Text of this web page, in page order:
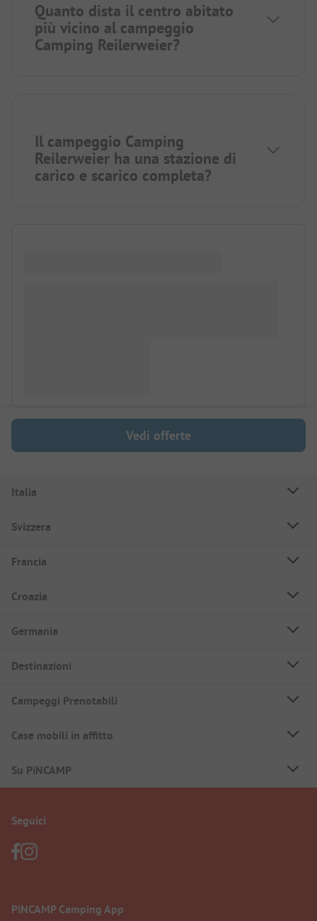
Quanto dista il centro abitato
più vicino al campeggio
Camping Reilerweier?
Il campeggio Camping
Reilerweier ha una stazione di
carico e scarico completa?
Vedi offerte
Italia
Svizzera
Francia
Croazia
Germania
Destinazioni
Campeggi Prenotabili
Case mobili in affitto
Su PiNCAMP
Seguici
PiNCAMP Camping App